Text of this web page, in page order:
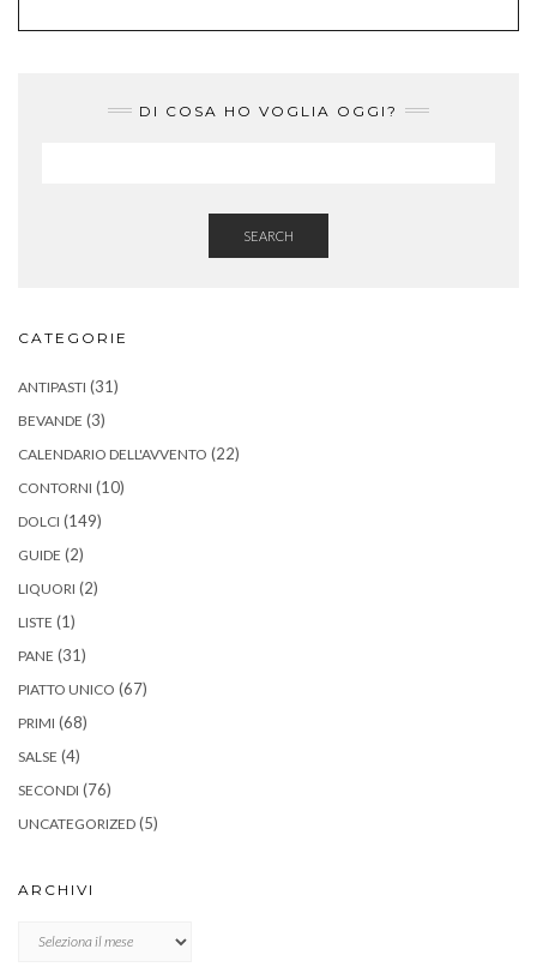
DI COSA HO VOGLIA OGGI?
SEARCH
CATEGORIE
ANTIPASTI (31)
BEVANDE (3)
CALENDARIO DELL'AVVENTO (22)
CONTORNI (10)
DOLCI (149)
GUIDE (2)
LIQUORI (2)
LISTE (1)
PANE (31)
PIATTO UNICO (67)
PRIMI (68)
SALSE (4)
SECONDI (76)
UNCATEGORIZED (5)
ARCHIVI